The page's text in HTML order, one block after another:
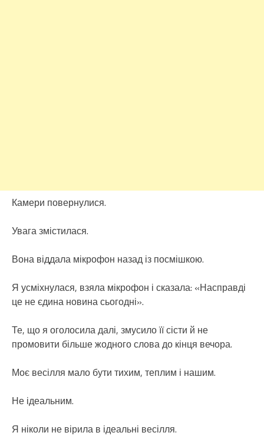
Камери повернулися.
Увага змістилася.
Вона віддала мікрофон назад із посмішкою.
Я усміхнулася, взяла мікрофон і сказала: «Насправді
це не єдина новина сьогодні».
Те, що я оголосила далі, змусило її сісти й не
промовити більше жодного слова до кінця вечора.
Моє весілля мало бути тихим, теплим і нашим.
Не ідеальним.
Я ніколи не вірила в ідеальні весілля.